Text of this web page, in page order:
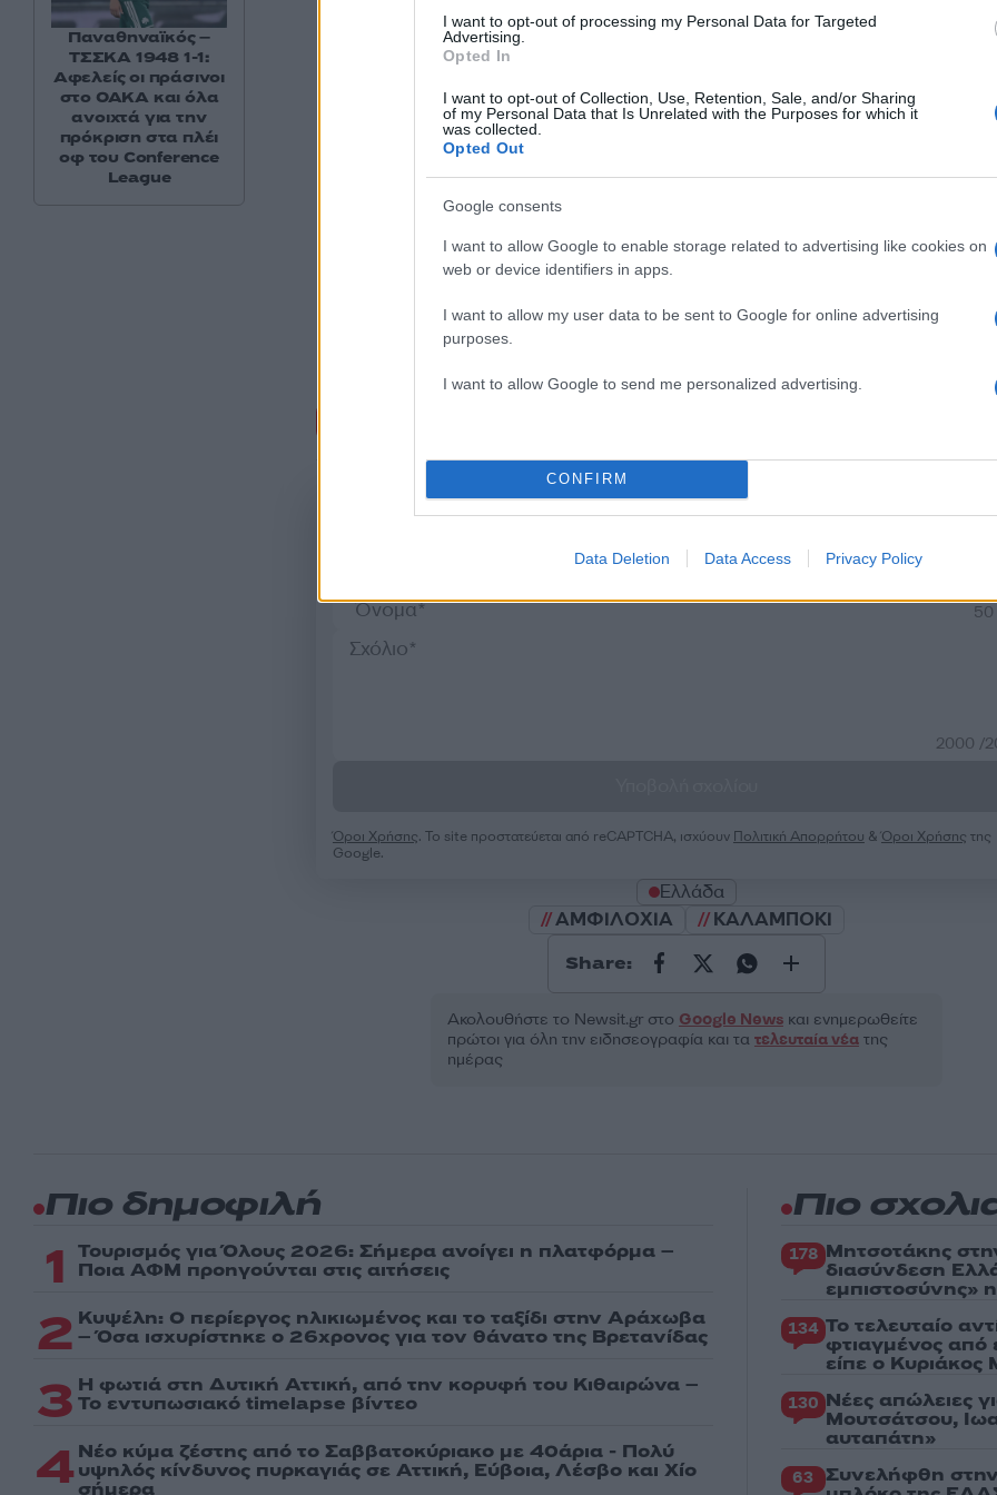
I want to opt-out of processing my Personal Data for Targeted
Advertising.
Opted In
I want to opt-out of Collection, Use, Retention, Sale, and/or Sharing
of my Personal Data that Is Unrelated with the Purposes for which it
was collected.
Opted Out
Google consents
I want to allow Google to enable storage related to advertising like cookies on
web or device identifiers in apps.
I want to allow my user data to be sent to Google for online advertising
purposes.
I want to allow Google to send me personalized advertising.
CONFIRM
Data Deletion Data Access Privacy Policy
ΔΙΑΦΗΜΙΣΗ
2000 /
Όροι Χρήσης. Το site προστατεύεται από reCAPTCHA, ισχύουν Πολιτική Απορρήτου &Όροι Χρήσης της
Google.
Ελλάδα
ΑΜΦΙΛΟΧΙΑ
ΚΑΛΑΜΠΟΚΙ
Share:
Ακολουθήστε το Νewsit.gr στο Google Newsκαι ενημερωθείτε
πρώτοι για όλη την ειδησεογραφία και τα τελευταία νέατης
ημέρας
Παναθηναϊκός –
ΤΣΣΚΑ 1948 1-1:
Αφελείς οι πράσινοι
στο ΟΑΚΑ και όλα
ανοιχτά για την
πρόκριση στα πλέι
οφ του Conference
League
Πιο δημοφιλή
1 Τουρισμός για Όλους 2026: Σήμερα ανοίγει η πλατφόρμα –
Ποια ΑΦΜ προηγούνται στις αιτήσεις
2 Κυψέλη: Ο περίεργος ηλικιωμένος και το ταξίδι στην Αράχωβα
– Όσα ισχυρίστηκε ο 26χρονος για τον θάνατο της Βρετανίδας
3 Η φωτιά στη Δυτική Αττική, από την κορυφή του Κιθαιρώνα –
Το εντυπωσιακό timelapse βίντεο
4 Νέο κύμα ζέστης από το Σαββατοκύριακο με 40άρια - Πολύ
υψηλός κίνδυνος πυρκαγιάς σε Αττική, Εύβοια, Λέσβο και Χίο
σήμερα
Πιο
178 Μητσοτάκης
διασύνδεση
εμπιστοσύνης»
134 Το τελευταίο
φτιαγμένος από
είπε ο Κυριάκος
130 Νέες απώλειες
Μουτσάτσου,
αυταπάτη»
63 Συνελήφθη